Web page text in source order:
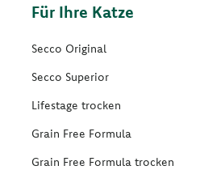
Für Ihre Katze
Secco Original
Secco Superior
Lifestage trocken
Grain Free Formula
Grain Free Formula trocken